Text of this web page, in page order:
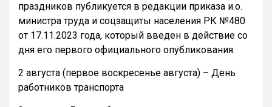
праздников публикуется в редакции приказа и.о.
министра труда и соцзащиты населения РК №480
от 17.11.2023 года, который введен в действие со
дня его первого официального опубликования.
2 августа (первое воскресенье августа) – День
работников транспорта